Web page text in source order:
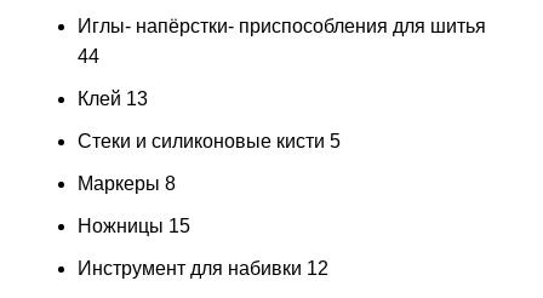
Иглы- напёрстки- приспособления для шитья
44
Клей 13
Стеки и силиконовые кисти 5
Маркеры 8
Ножницы 15
Инструмент для набивки 12